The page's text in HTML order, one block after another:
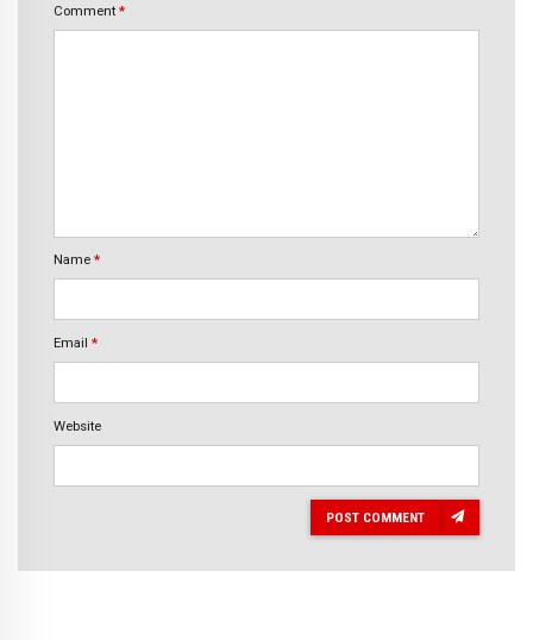
Comment *
Name *
Email *
Website
POST COMMENT